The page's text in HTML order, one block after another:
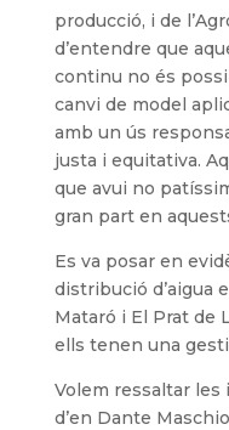
producció, i de
d’entendre que
continu no és
canvi de model
amb un ús
justa i equitativa.
que avui no
gran part en
Es va posar en
distribució d’aigua
Mataró i El Prat de
ells tenen una
Volem ressaltar
d’en Dante